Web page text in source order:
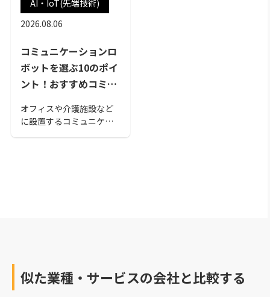
AI・IoT(先端技術)
2026.08.06
コミュニケーションロ
ボットを選ぶ10のポイ
ント！おすすめコミュ
選！
オフィスや介護施設など
に設置するコミュニケー
ションロボットを選びま
しょう！
似た業種・サービスの会社と比較する